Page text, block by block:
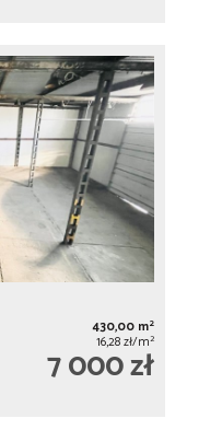
430,00 m2
16,28 zł/m2
7 000 zł